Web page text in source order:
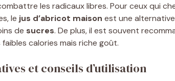
les radicaux libres. Pour ceux qui
le jus d’abricot maison est une
de sucres. De plus, il est souvent
calories mais riche goût.
et conseils d’utilisation